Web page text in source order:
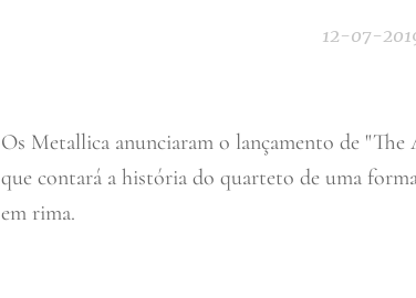
12-07-
Os Metallica anunciaram o lançamento de
que contará a história do quarteto de uma
em rima.